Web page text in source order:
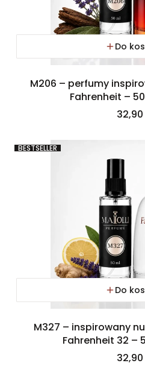
Do
M206 – perfumy
Fahrenheit –
Cena
32,90
BESTSELLER
Do
M327 – inspirowany
Fahrenheit 32 –
Cena
32,90